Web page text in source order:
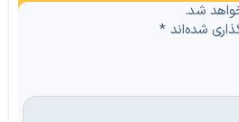
شد.
شده‌اند*